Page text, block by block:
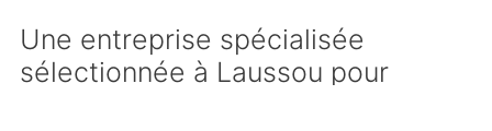
Une entreprise spécialisée
sélectionnée à Laussou pour